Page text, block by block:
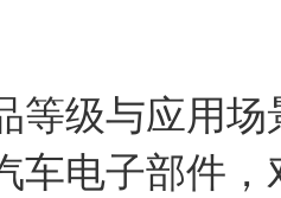
等级与应用场
车电子部件